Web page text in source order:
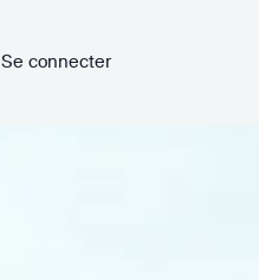
Se connecter